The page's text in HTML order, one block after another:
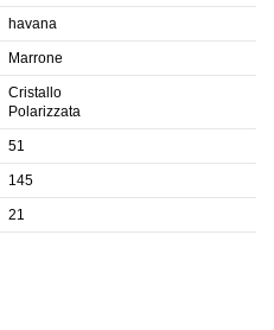
havana
Marrone
Cristallo
Polarizzata
51
145
21